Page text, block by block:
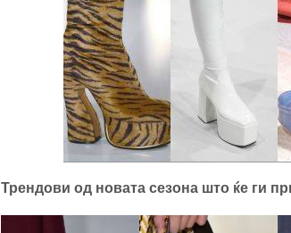
Трендови од новата сезона што ќе ги